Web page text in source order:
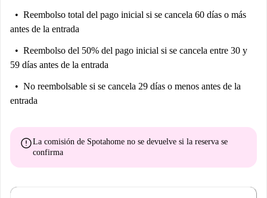
Reembolso total del pago inicial si se cancela 60 días o más
antes de la entrada
Reembolso del 50% del pago inicial si se cancela entre 30 y
59 días antes de la entrada
No reembolsable si se cancela 29 días o menos antes de la
entrada
errorLa comisión de Spotahome no se devuelve si la reserva se
confirma